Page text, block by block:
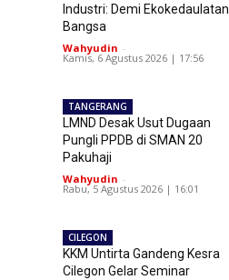
Industri: Demi Ekokedaulatan
Bangsa
Wahyudin -
Kamis, 6 Agustus 2026 | 17:56
TANGERANG
LMND Desak Usut Dugaan
Pungli PPDB di SMAN 20
Pakuhaji
Wahyudin -
Rabu, 5 Agustus 2026 | 16:01
CILEGON
KKM Untirta Gandeng Kesra
Cilegon Gelar Seminar